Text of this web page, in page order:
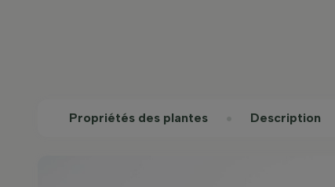
Propriétés des plantes Description